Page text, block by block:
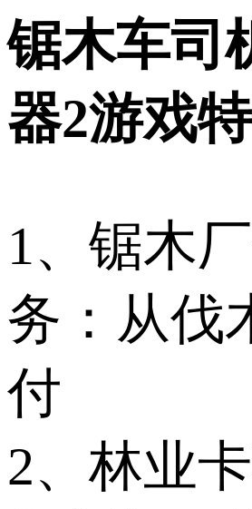
锯木车司
器2游戏
1、锯木
务：从伐
付
2、林业卡